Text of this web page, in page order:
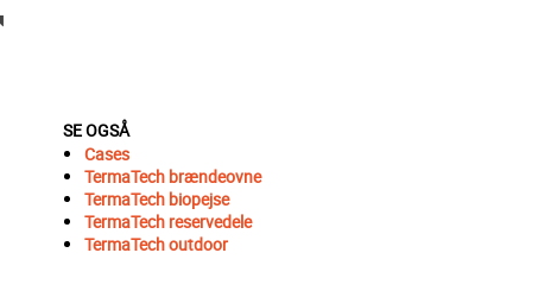
SE OGSÅ
Cases
TermaTech brændeovne
TermaTech biopejse
TermaTech reservedele
TermaTech outdoor